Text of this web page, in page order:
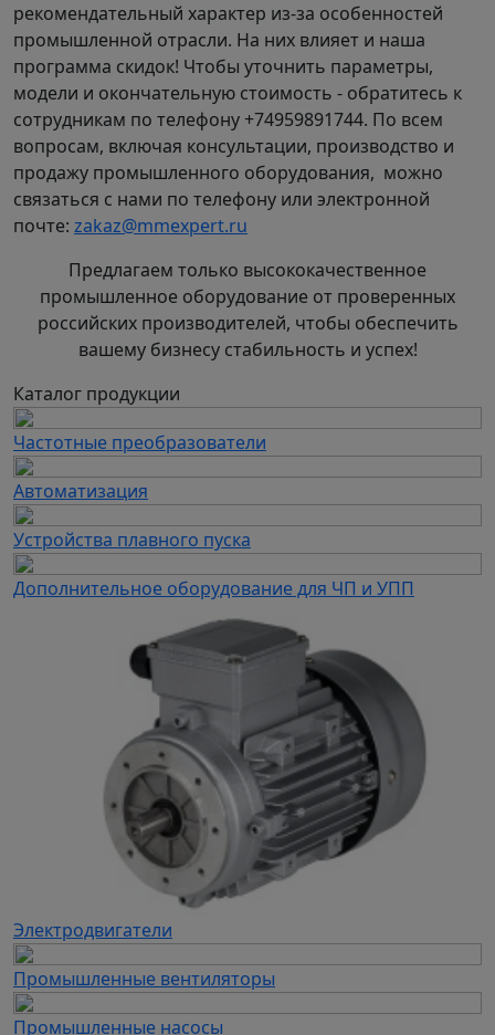
рекомендательный характер из-за особенностей
промышленной отрасли. На них влияет и наша
программа скидок! Чтобы уточнить параметры,
модели и окончательную стоимость - обратитесь к
сотрудникам по телефону +74959891744. По всем
вопросам, включая консультации, производство и
продажу промышленного оборудования, можно
связаться с нами по телефону или электронной
почте: zakaz@mmexpert.ru
Предлагаем только высококачественное
промышленное оборудование от проверенных
российских производителей, чтобы обеспечить
вашему бизнесу стабильность и успех!
Каталог продукции
Частотные преобразователи
Автоматизация
Устройства плавного пуска
Дополнительное оборудование для ЧП и УПП
Электродвигатели
Промышленные вентиляторы
Промышленные насосы